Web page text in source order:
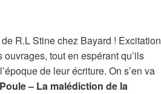
R.L Stine chez Bayard ! Excitation
tout en espérant qu’ils
de leur écriture. On s’en va
– La malédiction de la